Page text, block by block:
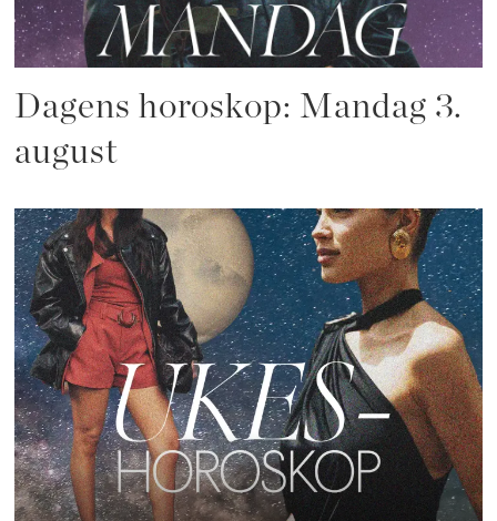
Dagens horoskop: Mandag 3.
august